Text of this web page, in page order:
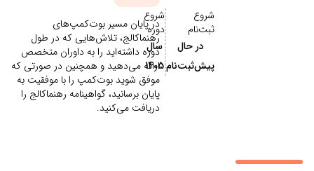
شروع
ثبت‌نام
در حال
پیش‌ثبت‌نام
شروع
دوره
سال
1405
در پایان مسیر بوت‌کمپ‌های
رهنماکالج، تلاش‌هایی که در طول
دوره داشته‌اید را به داوران متخصص
ارائه می‌دهید و همچنین در صورتی که
موفق شوید بوت‌کمپ را با موفقیت به
پایان برسانید، گواهینامه رهنماکالج را
دریافت می‌کنید.